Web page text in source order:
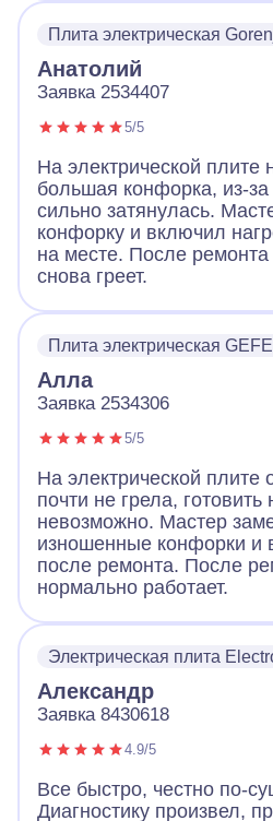
Плита электрическая
Анатолий
Заявка 2534407
5/5
На электрической плите
большая конфорка, из-за
сильно затянулась.
конфорку и включил
на месте. После
снова греет.
Плита электрическая
Алла
Заявка 2534306
5/5
На электрической плите
почти не грела,
невозможно. Мастер
изношенные конфорки и
после ремонта. После
нормально работает.
Электрическая плита
Александр
Заявка 8430618
4.9/5
Все быстро, честно по-
Диагностику произвел,